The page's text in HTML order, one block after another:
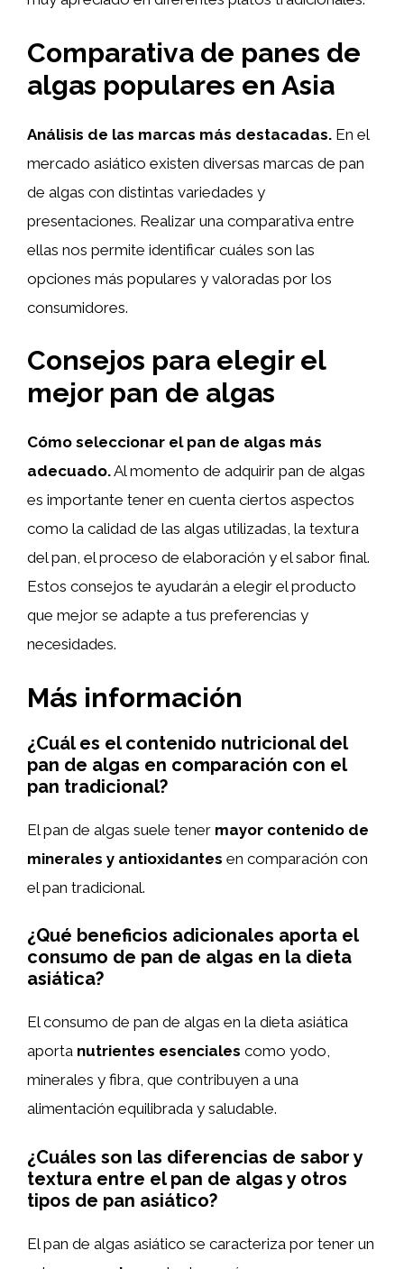
Comparativa de panes de
algas populares en Asia
Análisis de las marcas más destacadas. En el
mercado asiático existen diversas marcas de pan
de algas con distintas variedades y
presentaciones. Realizar una comparativa entre
ellas nos permite identificar cuáles son las
opciones más populares y valoradas por los
consumidores.
Consejos para elegir el
mejor pan de algas
Cómo seleccionar el pan de algas más
adecuado.Al momento de adquirir pan de algas
es importante tener en cuenta ciertos aspectos
como la calidad de las algas utilizadas, la textura
del pan, el proceso de elaboración y el sabor final.
Estos consejos te ayudarán a elegir el producto
que mejor se adapte a tus preferencias y
necesidades.
Más información
¿Cuál es el contenido nutricional del
pan de algas en comparación con el
pan tradicional?
El pan de algas suele tener mayor contenido de
minerales y antioxidantes en comparación con
el pan tradicional.
¿Qué beneficios adicionales aporta el
consumo de pan de algas en la dieta
asiática?
El consumo de pan de algas en la dieta asiática
aporta nutrientes esenciales como yodo,
minerales y fibra, que contribuyen a una
alimentación equilibrada y saludable.
¿Cuáles son las diferencias de sabor y
textura entre el pan de algas y otros
tipos de pan asiático?
El pan de algas asiático se caracteriza por tener un